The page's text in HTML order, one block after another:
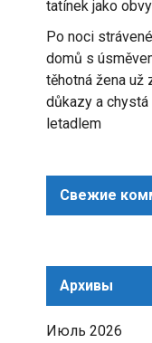
tatínek jako
Po noci
domů s
těhotná žena už
důkazy a
letadlem
Свежие
Архивы
Июль 2026